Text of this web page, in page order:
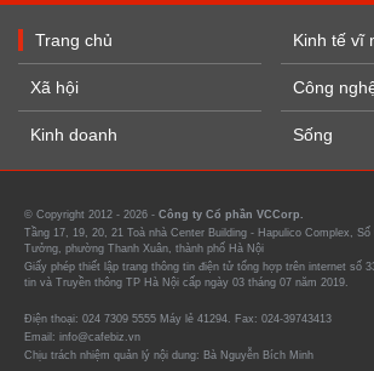
Trang chủ
Xã hội
Kinh doanh
Kinh tế vĩ
Công
Sống
© Copyright 2012 - 2026 - Công ty Cổ phần VCCorp.
Tầng 17, 19, 20, 21 Toà nhà Center Building - Hapulico Complex,
Tưởng, phường Thanh Xuân, thành phố Hà Nội
Giấy phép thiết lập trang thông tin điện tử tổng hợp trên internet số
tin và Truyền thông TP Hà Nội cấp ngày 03 tháng 07 năm 2019.
Điện thoại: 024 7309 5555 Máy lẻ 41294. Fax: 024-39743413
Email: info@cafebiz.vn
Chịu trách nhiệm quản lý nội dung: Bà Nguyễn Bích Minh